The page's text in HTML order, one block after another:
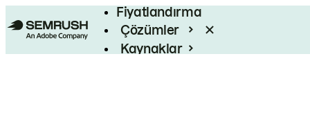
Fiyatlandırma
Çözümler
Kaynaklar